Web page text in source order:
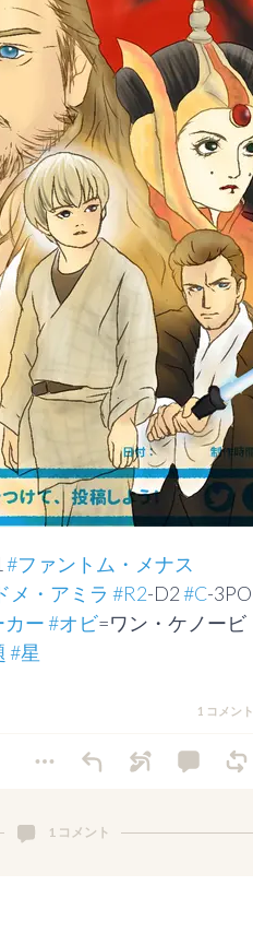
#ファントム・メナス
メ・アミラ #R2-D2 #C
ー#オビ=ワン・ケノービ
#星
1 コメント
1 コメント